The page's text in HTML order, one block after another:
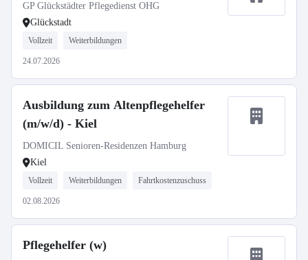
GP Glückstädter Pflegedienst OHG
Glückstadt
Vollzeit Weiterbildungen
24.07.2026
Ausbildung zum Altenpflegehelfer
(m/w/d) - Kiel
DOMICIL Senioren-Residenzen Hamburg
Kiel
Vollzeit Weiterbildungen Fahrtkostenzuschuss
02.08.2026
Pflegehelfer (w)